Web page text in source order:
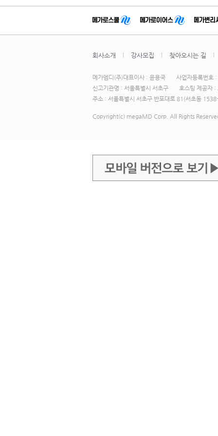
회사소개 강사모집 찾아오시는 길
메가엠디(주)대표이사 : 윤용국
사업자등록번
신고기관명 : 서울특별시 서초구
호스팅 제공자 :
주소 : 서울특별시 서초구 반포대로 81(서초동
Copyright(c) megaMD Corp. All Rights